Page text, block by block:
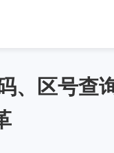
、区号查